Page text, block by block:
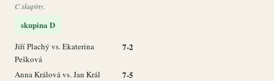
C skupiny.
skupina D
Jiří Plachý vs. Ekaterina
Pešková
7-2
Anna Králová vs. Jan Král 7-5